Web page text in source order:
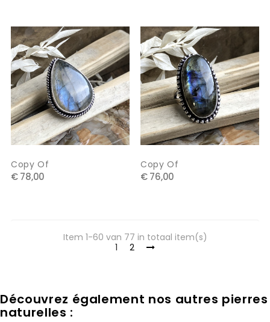
Copy Of
€ 78,00
Copy Of
€ 76,00
Item 1-60 van 77 in totaal item(s)
1
2
Découvrez également nos autres pierres
naturelles :